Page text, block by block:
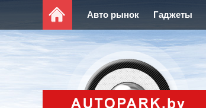
Авто рынок Гаджеты